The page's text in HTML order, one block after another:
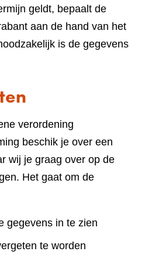
geldt, bepaalt de
aan de hand van het
is de gegevens
verordening
beschik je over een
wij je graag over op de
Het gaat om de
gegevens in te zien
te worden